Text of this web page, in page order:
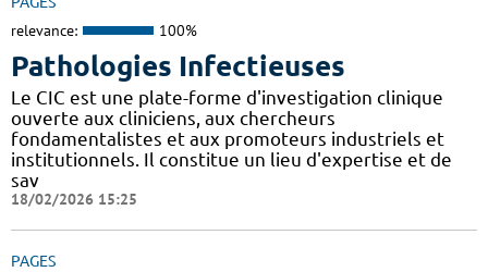
relevance: 100%
Pathologies Infectieuses
Le CIC est une plate-forme d'investigation clinique
ouverte aux cliniciens, aux chercheurs
fondamentalistes et aux promoteurs industriels et
institutionnels. Il constitue un lieu d'expertise et de
sav
18/02/2026 15:25
PAGES